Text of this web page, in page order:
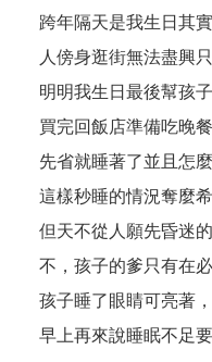
跨年隔天是我生日其
人傍身逛街無法盡興
明明我生日最後幫孩
買完回飯店準備吃晚
先省就睡著了並且怎
這樣秒睡的情況奪麼
但天不從人願先昏迷
不，孩子的爹只有在
孩子睡了眼睛可亮著
早上再來說睡眠不足